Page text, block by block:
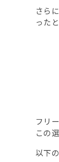
さら
った
フリ
この
以下